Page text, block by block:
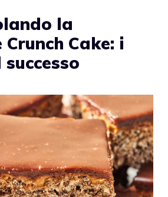
la
Cake: i